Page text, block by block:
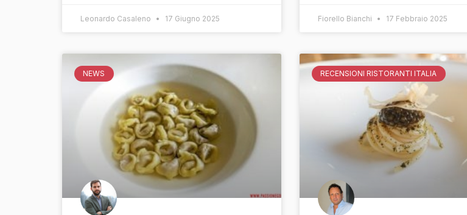
Leonardo Casaleno 17 Giugno 2025 Fiorello Bianchi 17 Febbraio 2025
NEWS RECENSIONI RISTORANTI ITALIA